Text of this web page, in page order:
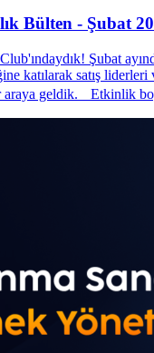
Bülten - Şubat
Şubat
katılarak satış liderleri
araya geldik. Etkinlik